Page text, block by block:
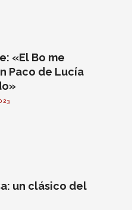
«El Bo me
Paco de Lucía
un clásico del